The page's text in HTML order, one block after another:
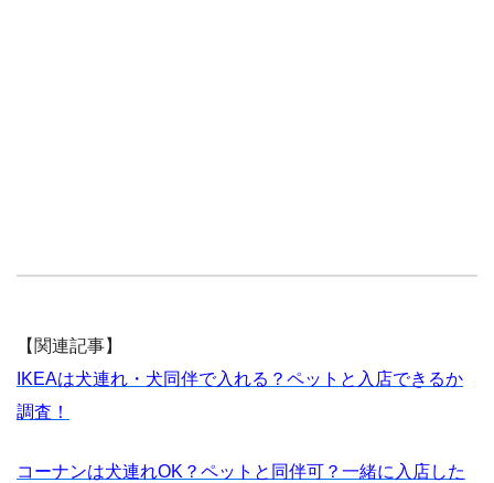
【関連記事】
IKEAは犬連れ・犬同伴で入れる？ペットと入店できるか
調査！
コーナンは犬連れOK？ペットと同伴可？一緒に入店した